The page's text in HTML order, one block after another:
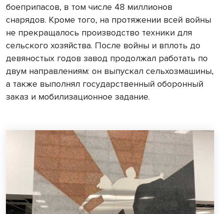
боеприпасов, в том числе 48 миллионов
снарядов. Кроме того, на протяжении всей войны
не прекращалось производство техники для
сельского хозяйства. После войны и вплоть до
девяностых годов завод продолжал работать по
двум направлениям: он выпускал сельхозмашины,
а также выполнял государственный оборонный
заказ и мобилизационное задание.